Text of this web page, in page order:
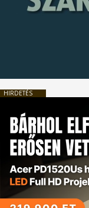
HIRDETÉS